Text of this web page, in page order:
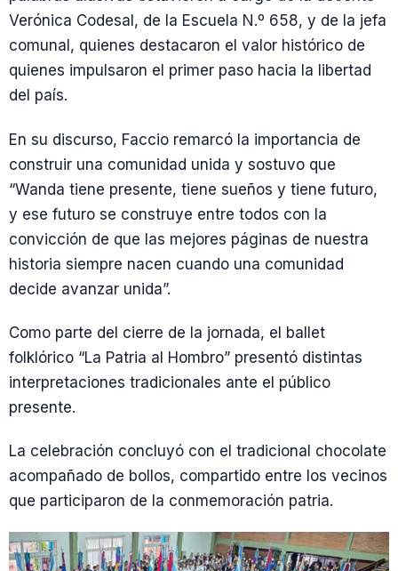
Verónica Codesal, de la Escuela N.º 658, y de la jefa
comunal, quienes destacaron el valor histórico de
quienes impulsaron el primer paso hacia la libertad
del país.
En su discurso, Faccio remarcó la importancia de
construir una comunidad unida y sostuvo que
“Wanda tiene presente, tiene sueños y tiene futuro,
y ese futuro se construye entre todos con la
convicción de que las mejores páginas de nuestra
historia siempre nacen cuando una comunidad
decide avanzar unida”.
Como parte del cierre de la jornada, el ballet
folklórico “La Patria al Hombro” presentó distintas
interpretaciones tradicionales ante el público
presente.
La celebración concluyó con el tradicional chocolate
acompañado de bollos, compartido entre los vecinos
que participaron de la conmemoración patria.